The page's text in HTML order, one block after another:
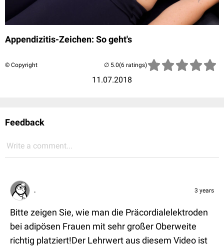
Appendizitis-Zeichen: So geht's
© Copyright
11.07.2018
(6 ratings)
Feedback
Write a comment...
. 3 years
Bitte zeigen Sie, wie man die Präcordialelektroden
bei adipösen Frauen mit sehr großer Oberweite
richtig platziert!Der Lehrwert aus diesem Video ist